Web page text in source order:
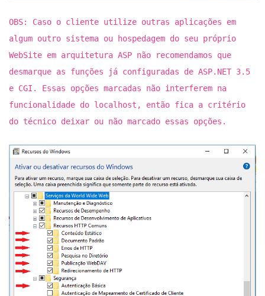
OBS: Caso o cliente utilize outras aplicações em
algum outro sistema ou hospedagem do seu próprio
WebSite em arquitetura ASP não recomendamos que
desmarque as funções já configuradas de ASP.NET 3.5
e CGI. Essas opções marcadas não interferem na
funcionalidade do localhost, então fica a critério
do técnico deixar ou não marcado essas opções.